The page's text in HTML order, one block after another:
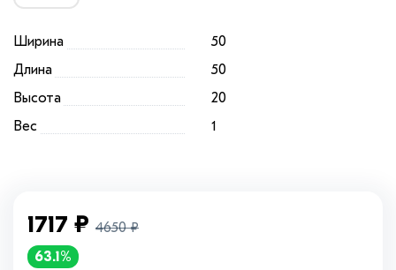
Ширина
50
Длина
50
Высота
20
Вес
1
1717 ₽ 4650₽
63.1%